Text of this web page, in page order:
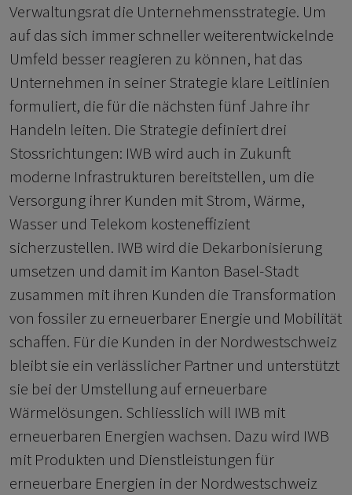
Verwaltungsrat die Unternehmensstrategie. Um
auf das sich immer schneller weiterentwickelnde
Umfeld besser reagieren zu können, hat das
Unternehmen in seiner Strategie klare Leitlinien
formuliert, die für die nächsten fünf Jahre ihr
Handeln leiten. Die Strategie definiert drei
Stossrichtungen: IWB wird auch in Zukunft
moderne Infrastrukturen bereitstellen, um die
Versorgung ihrer Kunden mit Strom, Wärme,
Wasser und Telekom kosteneffizient
sicherzustellen. IWB wird die Dekarbonisierung
umsetzen und damit im Kanton Basel-Stadt
zusammen mit ihren Kunden die Transformation
von fossiler zu erneuerbarer Energie und Mobilität
schaffen. Für die Kunden in der Nordwestschweiz
bleibt sie ein verlässlicher Partner und unterstützt
sie bei der Umstellung auf erneuerbare
Wärmelösungen. Schliesslich will IWB mit
erneuerbaren Energien wachsen. Dazu wird IWB
mit Produkten und Dienstleistungen für
erneuerbare Energien in der Nordwestschweiz